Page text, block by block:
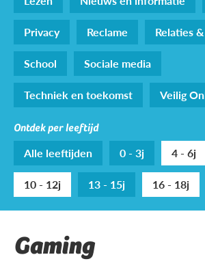
Privacy
Reclame
Relaties
School
Sociale media
Techniek en toekomst
Veilig
Ontdek per leeftijd
Alle leeftijden 0 - 3j 4 - 6j
10 - 12j
13 - 15j 16 - 18j
Gaming